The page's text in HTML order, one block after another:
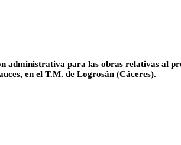
administrativa para las obras relativas al
en el T.M. de Logrosán (Cáceres).